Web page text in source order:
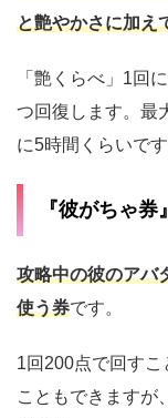
と艶やかさに加え
「艶くらべ」1回
つ回復します。最
に5時間くらいで
『彼がちゃ
攻略中の彼のアバ
使う券です。
1回200点で回す
こともできますが